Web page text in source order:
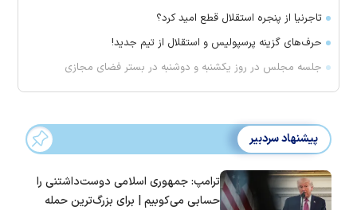
تاجرنیا از پنجره استقلال قطع امید کرد؟
حرف‌های گزینه پرسپولیس و استقلال از تیم جدید!
جلسه مجلس در روز یکشنبه و دوشنبه در بستر فضای مجازی
پیشنهاد سردبیر
ترامپ: جمهوری اسلامی دوست‌داشتنی را
حسابی می‌کوبیم | برای بزرگ‌ترین حمله